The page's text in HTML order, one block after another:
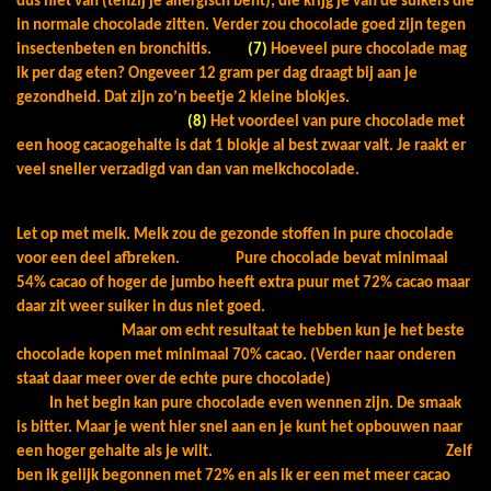
in normale chocolade zitten. Verder zou chocolade goed zijn tegen
insectenbeten en bronchitis. (7) Hoeveel pure chocolade mag
ik per dag eten? Ongeveer 12 gram per dag draagt bij aan je
gezondheid. Dat zijn zo’n beetje 2 kleine blokjes.
(8) Het voordeel van pure chocolade met
een hoog cacaogehalte is dat 1 blokje al best zwaar valt. Je raakt er
veel sneller verzadigd van dan van melkchocolade.
Let op met melk. Melk zou de gezonde stoffen in pure chocolade
voor een deel afbreken. Pure chocolade bevat minimaal
54% cacao of hoger de jumbo heeft extra puur met 72% cacao maar
daar zit weer suiker in dus niet goed.
Maar om echt resultaat te hebben kun je het beste
chocolade kopen met minimaal 70% cacao. (Verder naar onderen
staat daar meer over de echte pure chocolade)
In het begin kan pure chocolade even wennen zijn. De smaak
is bitter. Maar je went hier snel aan en je kunt het opbouwen naar
een hoger gehalte als je wilt. Zelf
ben ik gelijk begonnen met 72% en als ik er een met meer cacao